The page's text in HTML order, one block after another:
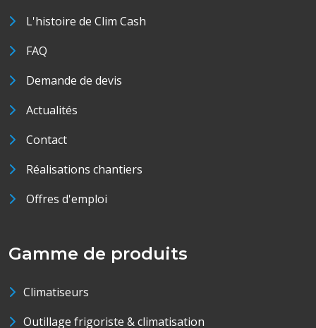
L'histoire de Clim Cash
FAQ
Demande de devis
Actualités
Contact
Réalisations chantiers
Offres d'emploi
Gamme de produits
Climatiseurs
Outillage frigoriste & climatisation